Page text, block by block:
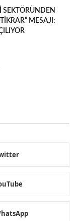
SEKTÖRÜNDEN
MESAJI: